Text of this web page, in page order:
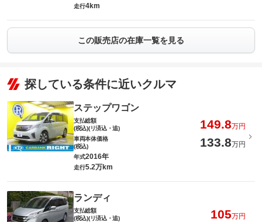
走行4km
この販売店の在庫一覧を見る
探している条件に近いクルマ
ステップワゴン
支払総額
(税込)(リ済込・追)
149.8万円
車両本体価格
(税込)
133.8万円
年式2016年
走行5.2万km
ランディ
支払総額
(税込)(リ済込・追)
105万円